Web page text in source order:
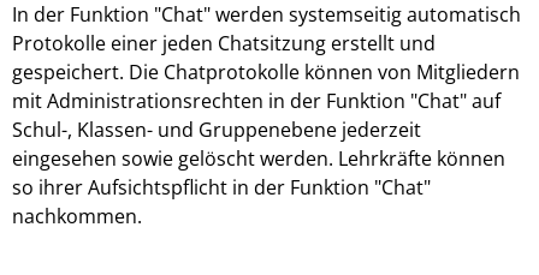
In der Funktion "Chat" werden systemseitig automatisch
Protokolle einer jeden Chatsitzung erstellt und
gespeichert. Die Chatprotokolle können von Mitgliedern
mit Administrationsrechten in der Funktion "Chat" auf
Schul-, Klassen- und Gruppenebene jederzeit
eingesehen sowie gelöscht werden. Lehrkräfte können
so ihrer Aufsichtspflicht in der Funktion "Chat"
nachkommen.